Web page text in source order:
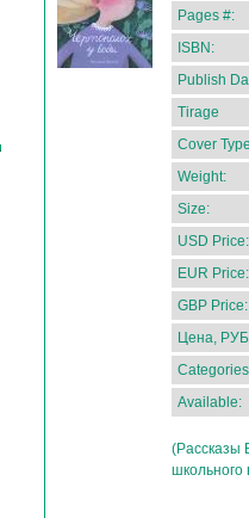
Pages #:
ISBN:
Publish
Tirage
Cover
Weight:
Size:
USD Price:
EUR Price:
GBP Price:
Цена,
Available:
(Рассказы
школьного